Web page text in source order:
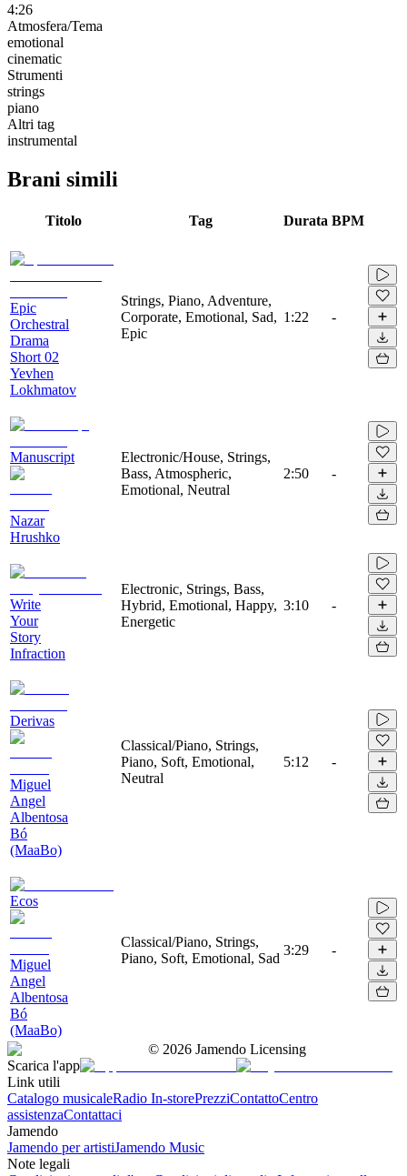
4:26
Atmosfera/Tema
emotional
cinematic
Strumenti
strings
piano
Altri tag
instrumental
Brani simili
Titolo Tag Durata BPM
Epic
Orchestral
Drama
Short 02
Yevhen
Lokhmatov
Strings, Piano, Adventure,
Corporate, Emotional, Sad,
Epic
1:22 -
Manuscript
Nazar
Hrushko
Electronic/House, Strings,
Bass, Atmospheric,
Emotional, Neutral
2:50 -
Write
Your
Story
Infraction
Electronic, Strings, Bass,
Hybrid, Emotional, Happy,
Energetic
3:10 -
Derivas
Miguel
Angel
Albentosa
Bó
(MaaBo)
Classical/Piano, Strings,
Piano, Soft, Emotional,
Neutral
5:12 -
Ecos
Miguel
Angel
Albentosa
Bó
(MaaBo)
Classical/Piano, Strings,
Piano, Soft, Emotional, Sad
3:29 -
© 2026 Jamendo Licensing
Scarica l'app
Link utili
Catalogo musicaleRadio In-storePrezziContattoCentro
assistenzaContattaci
Jamendo
Jamendo per artistiJamendo Music
Note legali